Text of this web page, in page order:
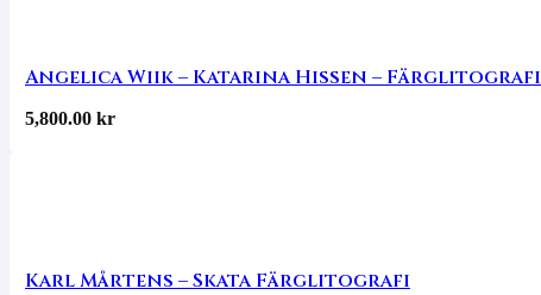
Angelica Wiik – Katarina Hissen – Färglitografi
5,800.00 kr
Karl Mårtens – Skata Färglitografi